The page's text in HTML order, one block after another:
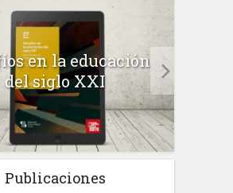
en la educación
del siglo XXI
Publicaciones